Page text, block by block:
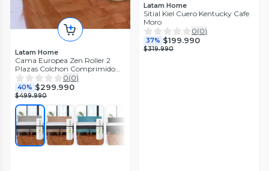
Latam Home
Cama Europea Zen Roller 2
Plazas Colchon Comprimido
Espuma Tela 0(0)
40% $299.990
$499.990
Latam Home
Sitial Kiel Cuero Kentucky Cafe
Moro
0(0)
37% $199.990
$319.990